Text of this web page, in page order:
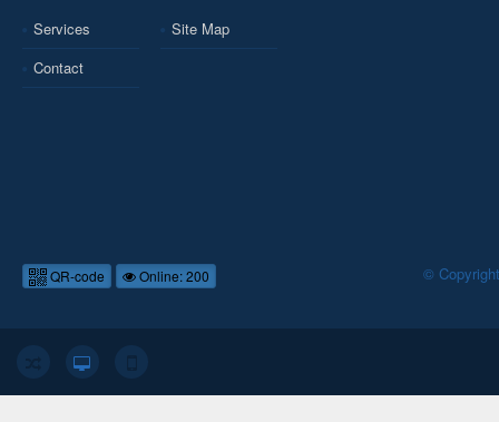
Services
Site Map
Contact
QR-code Online: 200 ©